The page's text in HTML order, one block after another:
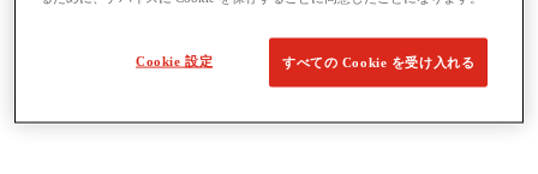
ロールグルーバー
曲げ加工と穴開け加工
パイプバイスとスタンド
配管切断・加工
Cookie 設定 すべての Cookie を受け入れる